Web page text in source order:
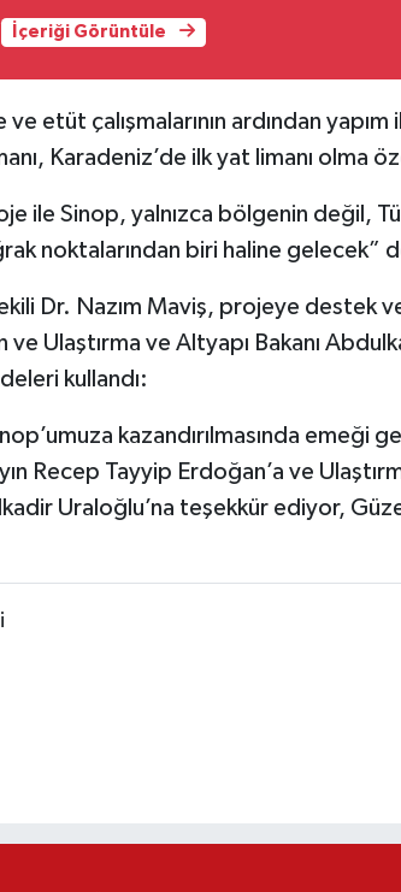
İçeriği Görüntüle
etüt çalışmalarının ardından yapım
Karadeniz’de ilk yat limanı olma
ile Sinop, yalnızca bölgenin değil,
noktalarından biri haline gelecek”
Dr. Nazım Maviş, projeye destek
Ulaştırma ve Altyapı Bakanı
kullandı:
kazandırılmasında emeği
Recep Tayyip Erdoğan’a ve
Uraloğlu’na teşekkür ediyor,